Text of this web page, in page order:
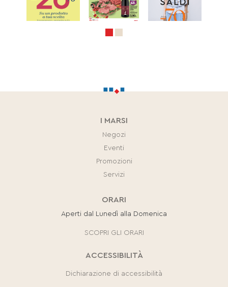
I MARSI
Negozi
Eventi
Promozioni
Servizi
ORARI
Aperti dal Lunedì alla Domenica
SCOPRI GLI ORARI
ACCESSIBILITÀ
Dichiarazione di accessibilità